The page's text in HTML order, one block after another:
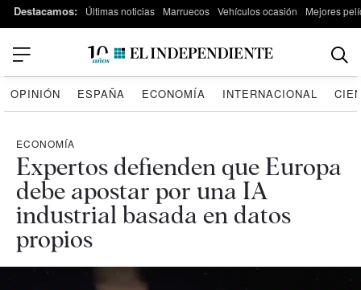
Destacamos: Últimas noticias Marruecos Vehículos ocasión Mejores
OPINIÓN ESPAÑA ECONOMÍA INTERNACIONAL
ECONOMÍA
Expertos defienden que Europa
debe apostar por una IA
industrial basada en datos
propios